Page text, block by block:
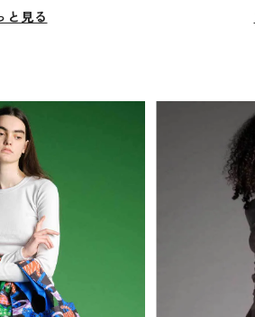
と見る